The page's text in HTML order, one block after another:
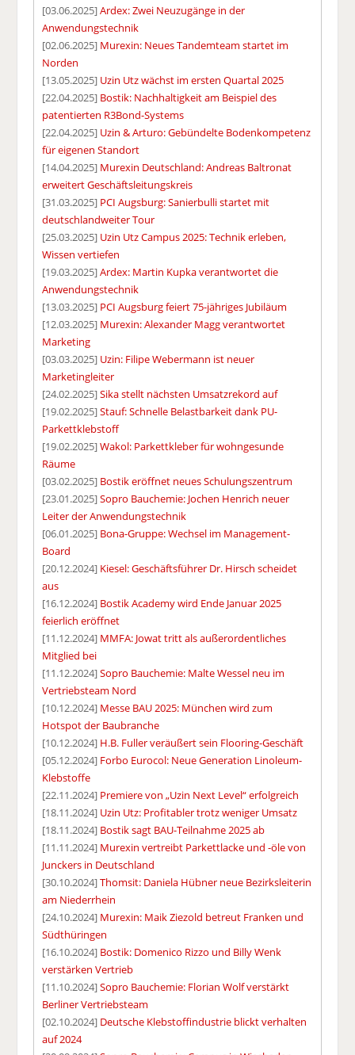
[03.06.2025]Ardex: Zwei Neuzugänge in der
Anwendungstechnik
[02.06.2025] Murexin: Neues Tandemteam startet im
Norden
[13.05.2025] Uzin Utz wächst im ersten Quartal 2025
[22.04.2025] Bostik: Nachhaltigkeit am Beispiel des
patentierten R3Bond-Systems
[22.04.2025] Uzin & Arturo: Gebündelte Bodenkompetenz
für eigenen Standort
[14.04.2025] Murexin Deutschland: Andreas Baltronat
erweitert Geschäftsleitungskreis
[31.03.2025] PCI Augsburg: Sanierbulli startet mit
deutschlandweiter Tour
[25.03.2025] Uzin Utz Campus 2025: Technik erleben,
Wissen vertiefen
[19.03.2025]Ardex: Martin Kupka verantwortet die
Anwendungstechnik
[13.03.2025] PCI Augsburg feiert 75-jähriges Jubiläum
[12.03.2025] Murexin: Alexander Magg verantwortet
Marketing
[03.03.2025] Uzin: Filipe Webermann ist neuer
Marketingleiter
[24.02.2025]Sika stellt nächsten Umsatzrekord auf
[19.02.2025]Stauf: Schnelle Belastbarkeit dank PU-
Parkettklebstoff
[19.02.2025]Wakol: Parkettkleber für wohngesunde
Räume
[03.02.2025] Bostik eröffnet neues Schulungszentrum
[23.01.2025]Sopro Bauchemie: Jochen Henrich neuer
Leiter der Anwendungstechnik
[06.01.2025] Bona-Gruppe: Wechsel im Management-
Board
[20.12.2024] Kiesel: Geschäftsführer Dr. Hirsch scheidet
aus
[16.12.2024] Bostik Academy wird Ende Januar 2025
feierlich eröffnet
[11.12.2024] MMFA: Jowat tritt als außerordentliches
Mitglied bei
[11.12.2024]Sopro Bauchemie: Malte Wessel neu im
Vertriebsteam Nord
[10.12.2024] Messe BAU 2025: München wird zum
Hotspot der Baubranche
[10.12.2024] H.B. Fuller veräußert sein Flooring-Geschäft
[05.12.2024] Forbo Eurocol: Neue Generation Linoleum-
Klebstoffe
[22.11.2024] Premiere von „Uzin Next Level“ erfolgreich
[18.11.2024] Uzin Utz: Profitabler trotz weniger Umsatz
[18.11.2024] Bostik sagt BAU-Teilnahme 2025 ab
[11.11.2024] Murexin vertreibt Parkettlacke und -öle von
Junckers in Deutschland
[30.10.2024]Thomsit: Daniela Hübner neue Bezirksleiterin
am Niederrhein
[24.10.2024] Murexin: Maik Ziezold betreut Franken und
Südthüringen
[16.10.2024] Bostik: Domenico Rizzo und Billy Wenk
verstärken Vertrieb
[11.10.2024]Sopro Bauchemie: Florian Wolf verstärkt
Berliner Vertriebsteam
[02.10.2024] Deutsche Klebstoffindustrie blickt verhalten
auf 2024